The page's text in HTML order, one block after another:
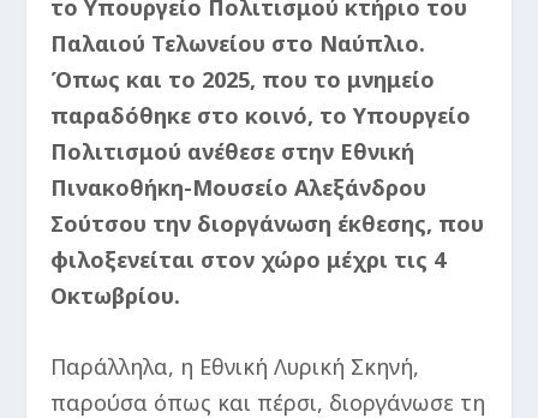
το Υπουργείο Πολιτισμού κτήριο του
Παλαιού Τελωνείου στο Ναύπλιο.
Όπως και το 2025, που το μνημείο
παραδόθηκε στο κοινό, το Υπουργείο
Πολιτισμού ανέθεσε στην Εθνική
Πινακοθήκη-Μουσείο Αλεξάνδρου
Σούτσου την διοργάνωση έκθεσης, που
φιλοξενείται στον χώρο μέχρι τις 4
Οκτωβρίου.
Παράλληλα, η Εθνική Λυρική Σκηνή,
παρούσα όπως και πέρσι, διοργάνωσε τη